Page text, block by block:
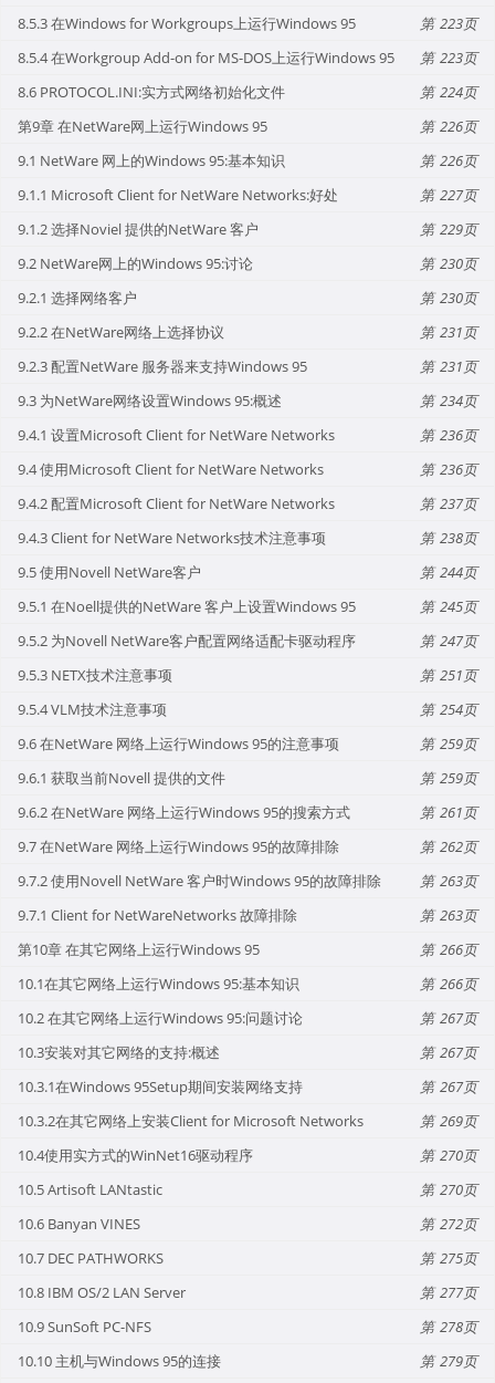
8.5.3 在Windows for Workgroups上运行Windows 95
223
8.5.4 在Workgroup Add-on for MS-DOS上运行Windows 95
223
8.6 PROTOCOL.INI:实方式网络初始化文件
224
第9章 在NetWare网上运行Windows 95
226
9.1 NetWare 网上的Windows 95:基本知识
226
9.1.1 Microsoft Client for NetWare Networks:好处
227
9.1.2 选择Noviel 提供的NetWare 客户
229
9.2 NetWare网上的Windows 95:讨论
230
9.2.1 选择网络客户
230
9.2.2 在NetWare网络上选择协议
231
9.2.3 配置NetWare 服务器来支持Windows 95
231
9.3 为NetWare网络设置Windows 95:概述
234
9.4.1 设置Microsoft Client for NetWare Networks
236
9.4 使用Microsoft Client for NetWare Networks
236
9.4.2 配置Microsoft Client for NetWare Networks
237
9.4.3 Client for NetWare Networks技术注意事项
238
9.5 使用Novell NetWare客户
244
9.5.1 在Noell提供的NetWare 客户上设置Windows 95
245
9.5.2 为Novell NetWare客户配置网络适配卡驱动程序
247
9.5.3 NETX技术注意事项
251
9.5.4 VLM技术注意事项
254
9.6 在NetWare 网络上运行Windows 95的注意事项
259
9.6.1 获取当前Novell 提供的文件
259
9.6.2 在NetWare 网络上运行Windows 95的搜索方式
261
9.7 在NetWare 网络上运行Windows 95的故障排除
262
9.7.2 使用Novell NetWare 客户时Windows 95的故障排除
263
9.7.1 Client for NetWareNetworks 故障排除
263
第10章 在其它网络上运行Windows 95
266
10.1在其它网络上运行Windows 95:基本知识
266
10.2 在其它网络上运行Windows 95:问题讨论
267
10.3安装对其它网络的支持:概述
267
10.3.1在Windows 95Setup期间安装网络支持
267
10.3.2在其它网络上安装Client for Microsoft Networks
269
10.4使用实方式的WinNet16驱动程序
270
10.5 Artisoft LANtastic
270
10.6 Banyan VINES
272
10.7 DEC PATHWORKS
275
10.8 IBM OS/2 LAN Server
277
10.9 SunSoft PC-NFS
278
10.10 主机与Windows 95的连接
279